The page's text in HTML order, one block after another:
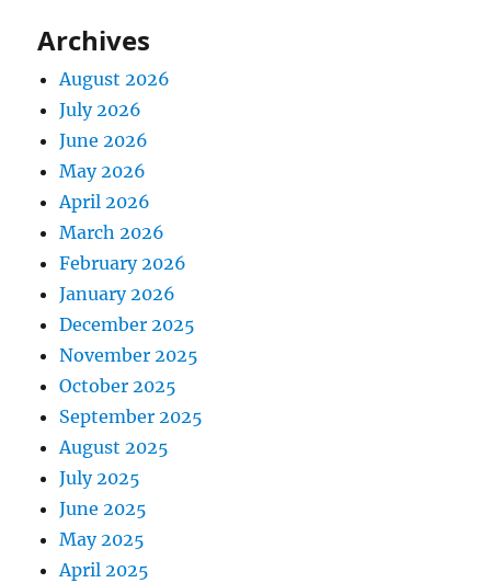
Archives
August 2026
July 2026
June 2026
May 2026
April 2026
March 2026
February 2026
January 2026
December 2025
November 2025
October 2025
September 2025
August 2025
July 2025
June 2025
May 2025
April 2025